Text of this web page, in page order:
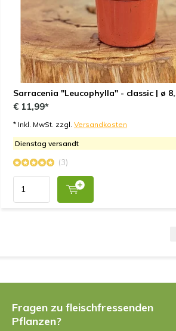
Sarracenia "Leucophylla" - classic | ø
€ 11,99*
* Inkl. MwSt. zzgl. Versandkosten
Dienstag versandt
(3)
Fragen zu fleischfressenden
Pflanzen?